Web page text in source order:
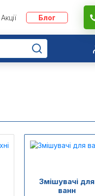
Акції Блог
Змішувачі для
ванн